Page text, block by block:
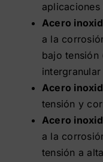
Contacto
aplicaciones
Acero
a la
bajo tensión
Acero
tensión y
Acero
a la
tensión a